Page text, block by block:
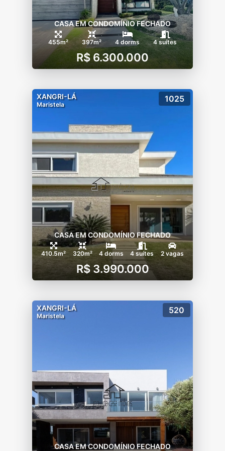
CASA EM CONDOMÍNIO FECHADO
455m² 397m² 4 dorms 4 suítes
R$ 6.300.000
XANGRI-LÁ
Maristela
1025
CASA EM CONDOMÍNIO FECHADO
410.5m² 320m² 4 dorms 4 suítes 2 vagas
R$ 3.990.000
XANGRI-LÁ
Maristela
520
CASA EM CONDOMÍNIO FECHADO